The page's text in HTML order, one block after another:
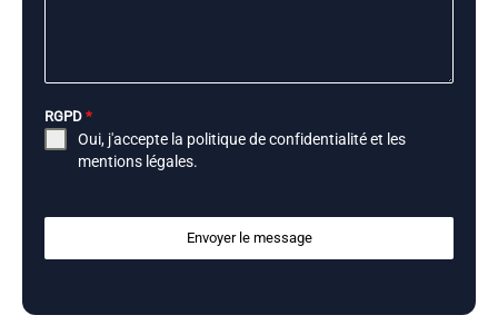
RGPD *
Oui, j'accepte la politique de confidentialitéet les
mentions légales.
Envoyer le message